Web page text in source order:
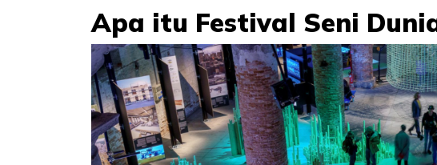
Apa itu Festival Seni